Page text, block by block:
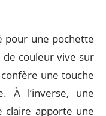
pour une pochette
couleur vive sur
une touche
À l’inverse, une
claire apporte une